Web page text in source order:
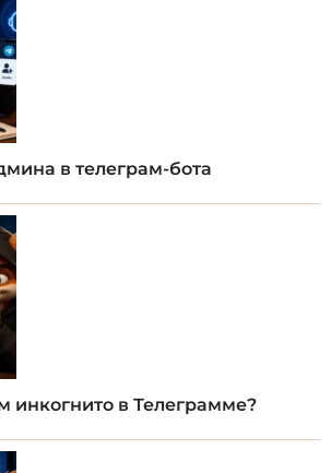
в телеграм-бота
инкогнито в Телеграмме?